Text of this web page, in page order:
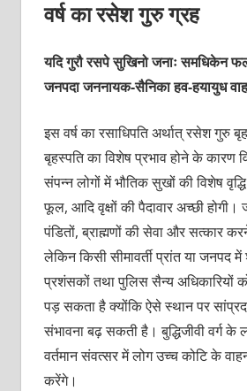
वर्ष का रसेश गुरु ग्रह
यदि गुरौ रसपे सुखिनो जनाः समधिकेन
जनपदा जननायक-सैनिका हव-हयायुध
इस वर्ष का रसाधिपति अर्थात् रसेश गुरु
बृहस्पति का विशेष प्रभाव होने के कारण
संपन्न लोगों में भौतिक सुखों की विशेष
फूल, आदि वृक्षों की पैदावार अच्छी होगी।
पंडितों, ब्राह्मणों की सेवा और सत्कार
लेकिन किसी सीमावर्ती प्रांत या जनपद
प्रशंसकों तथा पुलिस सैन्य अधिकारियों
पड़ सकता है क्योंकि ऐसे स्थान पर
संभावना बढ़ सकती है। बुद्धिजीवी वर्ग के
वर्तमान संवत्सर में लोग उच्च कोटि के
करेंगे।